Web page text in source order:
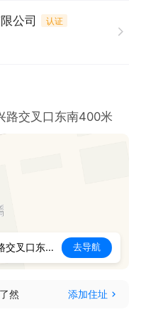
考虑，能更好地适应
质量问题有敏锐的洞
够与不同部门有效协
月
节日福利，完善的调
房补贴等；
公司 认证
路交叉口东南400米
宣城市广德县宁乡路与华兴路交叉口东南400米 去导航
然 添加住址